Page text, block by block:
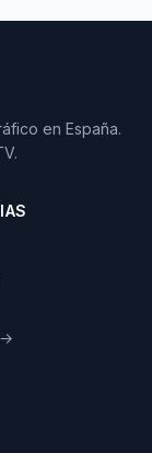
en España.